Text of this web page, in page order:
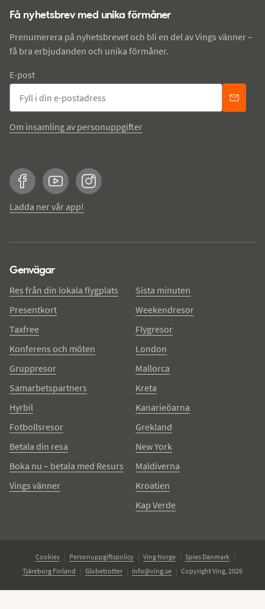
Få nyhetsbrev med unika förmåner
Prenumerera på nyhetsbrevet och bli en del av Vings vänner –
få bra erbjudanden och unika förmåner.
E-post
Om insamling av personuppgifter
FacebookYouTubeInstagram
Ladda ner vår app!
Genvägar
Res från din lokala flygplats
Presentkort
Taxfree
Konferens och möten
Gruppresor
Samarbetspartners
Hyrbil
Fotbollsresor
Betala din resa
Boka nu – betala med Resurs
Vings vänner
Sista minuten
Weekendresor
Flygresor
London
Mallorca
Kreta
Kanarieöarna
Grekland
New York
Maldiverna
Kroatien
Kap Verde
Cookies Personuppgiftspolicy Ving Norge
Spies Danmark
Tjäreborg Finland
Globetrotter info@ving.se Copyright Ving, 2026